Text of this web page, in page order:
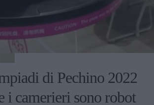
di Pechino 2022
i camerieri sono robot